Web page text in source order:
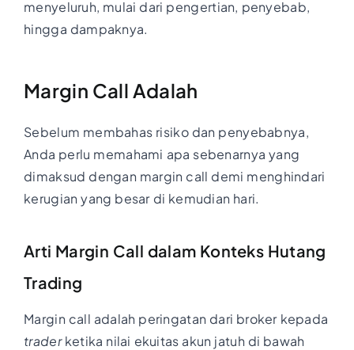
menyeluruh, mulai dari pengertian, penyebab,
hingga dampaknya.
Margin Call Adalah
Sebelum membahas risiko dan penyebabnya,
Anda perlu memahami apa sebenarnya yang
dimaksud dengan margin call demi menghindari
kerugian yang besar di kemudian hari.
Arti Margin Call dalam Konteks Hutang
Trading
Margin call adalah peringatan dari broker kepada
traderketika nilai ekuitas akun jatuh di bawah